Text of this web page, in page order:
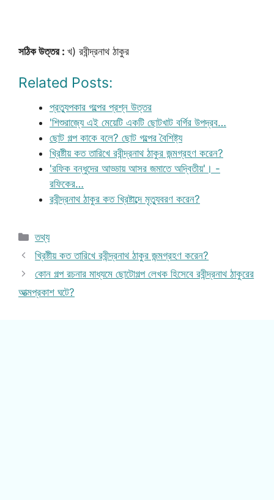
সঠিক উত্তর : খ) রবীন্দ্রনাথ ঠাকুর
Related Posts:
প্রত্যুপকার গল্পের প্রশ্ন উত্তর
'শিশুরাজ্যে এই মেয়েটি একটি ছোটখাট বর্গির উপদ্রব…
ছোট গল্প কাকে বলে? ছোট গল্পের বৈশিষ্ট্য
খ্রিষ্টীয় কত তারিখে রবীন্দ্রনাথ ঠাকুর জন্মগ্রহণ করেন?
'রফিক বন্ধুদের আড্ডায় আসর জমাতে অদ্বিতীয়'। -
রফিকের…
রবীন্দ্রনাথ ঠাকুর কত খ্রিষ্টাব্দে মৃত্যুবরণ করেন?
Categories
তথ্য
খ্রিষ্টীয় কত তারিখে রবীন্দ্রনাথ ঠাকুর জন্মগ্রহণ করেন?
কোন গল্প রচনার মাধ্যমে ছোটোগল্প লেখক হিসেবে রবীন্দ্রনাথ ঠাকুরের
আত্মপ্রকাশ ঘটে?